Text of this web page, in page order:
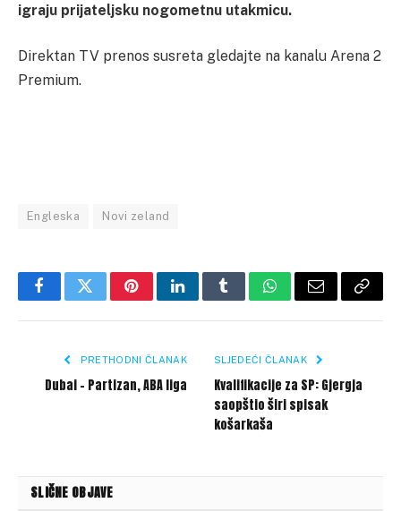
igraju prijateljsku nogometnu utakmicu.
Direktan TV prenos susreta gledajte na kanalu Arena 2
Premium.
Engleska Novi zeland
FacebookTwitterPinterestLinkedInTumblrWhatsApp
Email Copy
PRETHODNI ČLANAK
Dubai – Partizan, ABA liga
SLJEDEĆI ČLANAK
Kvalifikacije za SP: Gjergja
saopštio širi spisak
košarkaša
SLIČNE OBJAVE